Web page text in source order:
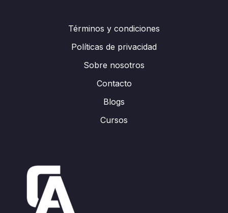
Términos y condiciones
Políticas de privacidad
Sobre nosotros
Contacto
Blogs
Cursos